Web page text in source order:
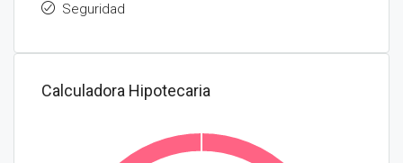
Seguridad
Calculadora Hipotecaria